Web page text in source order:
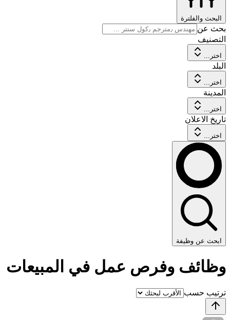
البحث والفلترة
بحث عن
التصنيف
اختر...
البلد
اختر...
المدينة
اختر...
تاريخ الاعلان
اختر...
ابحث عن وظيفة
وظائف وفرص عمل في المبيعات
ترتيب حسب